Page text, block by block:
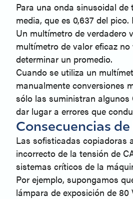
Para una onda sinusoidal de
media, que es 0,637 del
Un multímetro de verdadero
multímetro de valor eficaz
determinar un promedio.
Cuando se utiliza un
manualmente conversiones
sólo las suministran algunos
dar lugar a errores que
Consecuencias
Las sofisticadas copiadoras
incorrecto de la tensión de
sistemas críticos de la
Por ejemplo, supongamos
lámpara de exposición de